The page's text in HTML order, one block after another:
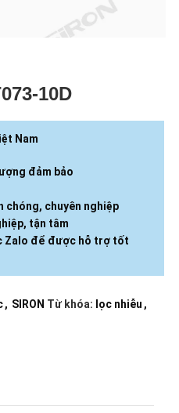
10D
Nam
đảm bảo
chóng, chuyên nghiệp
tận tâm
Zalo để được hỗ trợ tốt
, SIRON Từ khóa: lọc nhiễu ,